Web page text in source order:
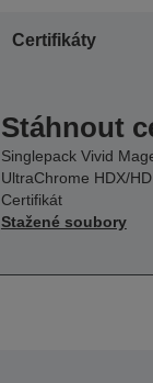
Certifikáty
Stáhnout
Singlepack Vivid
UltraChrome HDX/
Certifikát
Stažené soubory